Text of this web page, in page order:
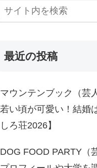
最近の投稿
マウンテンブック（芸
若い頃が可愛い！結婚
しろ荘2026】
DOG FOOD PARTY（